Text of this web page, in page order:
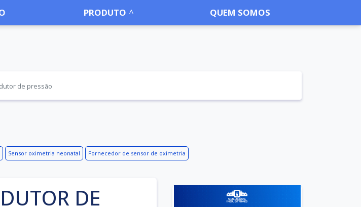
PRODUTO QUEM SOMOS
de pressão
Sensor oximetria neonatal Fornecedor de sensor de oximetria
DE